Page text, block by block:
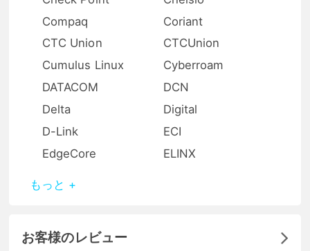
Compaq
Coriant
CTC Union
CTCUnion
Cumulus Linux
Cyberroam
DATACOM
DCN
Delta
Digital
D-Link
ECI
EdgeCore
ELINX
もっと +
お客様のレビュー